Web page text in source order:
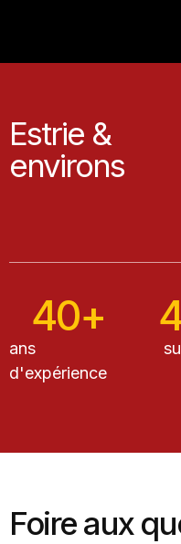
Estrie &
environs
40+
ans
d'expérience
Foire aux